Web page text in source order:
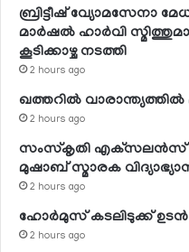
ബ്രിട്ടീഷ് വ്യോമസേനാ
മാര്‍ഷല്‍ ഹാര്‍വി
കൂടിക്കാഴ്ച നടത്തി
2 hours ago
ഖത്തറില്‍
2 hours ago
സംസ്‌കൃതി എക്‌സലന്‍സ്
മുഷാബ് സ്മാരക
2 hours ago
ഹോര്‍മുസ് കടലിടുക്ക് ഉടന്‍
2 hours ago